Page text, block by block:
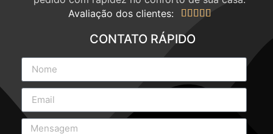
Avaliação dos clientes:
    
CONTATO RÁPIDO